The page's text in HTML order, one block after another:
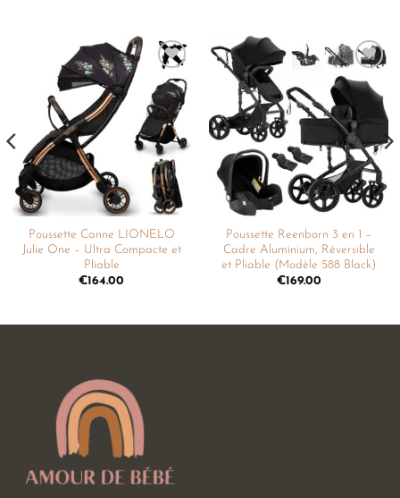
Ajouter
à la
liste de
souhaits
Poussette Canne LIONELO
Julie One – Ultra Compacte et
Pliable
€164.00
Ajouter
à la
liste de
souhaits
Poussette Reenborn 3 en 1 –
Cadre Aluminium, Réversible
et Pliable (Modèle 588 Black)
€169.00